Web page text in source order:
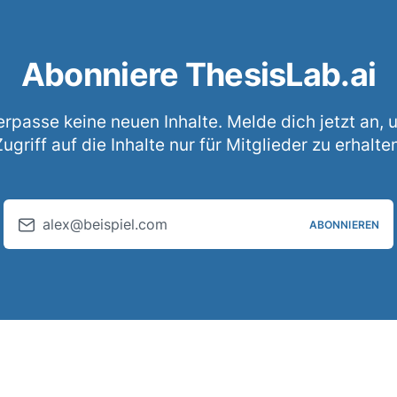
Abonniere ThesisLab.ai
keine neuen Inhalte. Melde dich jetzt an,
auf die Inhalte nur für Mitglieder zu
alex@beispiel.com ABONNIEREN